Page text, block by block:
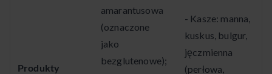
Produkty
amarantusowa
(oznaczone
jako
bezglutenowe);
- Kasze: manna,
kuskus, bulgur,
jęczmienna
(perłowa,